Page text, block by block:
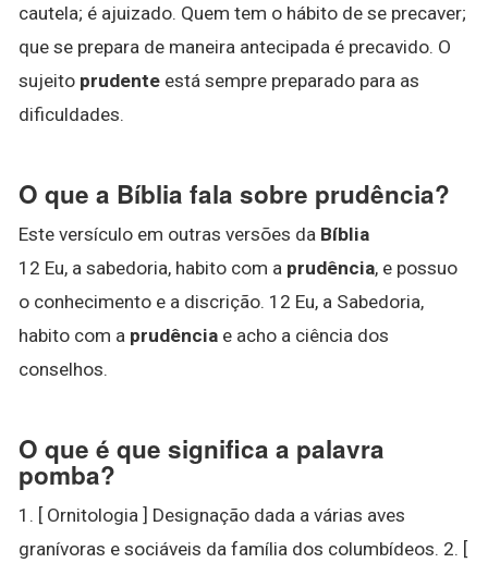
cautela; é ajuizado. Quem tem o hábito de se precaver;
que se prepara de maneira antecipada é precavido. O
sujeito prudente está sempre preparado para as
dificuldades.
O que a Bíblia fala sobre prudência?
Este versículo em outras versões da Bíblia
12 Eu, a sabedoria, habito com a prudência, e possuo
o conhecimento e a discrição. 12 Eu, a Sabedoria,
habito com a prudência e acho a ciência dos
conselhos.
O que é que significa a palavra
pomba?
1. [ Ornitologia ] Designação dada a várias aves
granívoras e sociáveis da família dos columbídeos. 2. [